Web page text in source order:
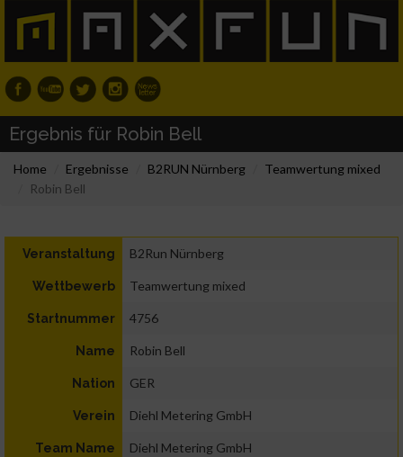
Ergebnis für Robin Bell
Home Ergebnisse B2RUN Nürnberg
Teamwertung mixed
Robin Bell
Veranstaltung B2Run Nürnberg
Wettbewerb Teamwertung mixed
Startnummer 4756
Name Robin Bell
Nation GER
Verein Diehl Metering GmbH
Team Name Diehl Metering GmbH